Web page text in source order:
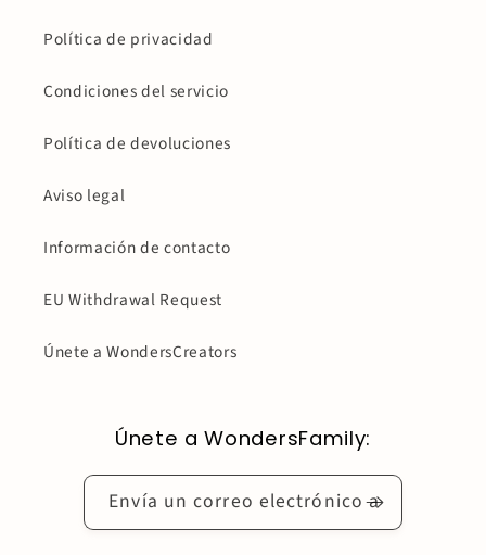
Política de privacidad
Condiciones del servicio
Política de devoluciones
Aviso legal
Información de contacto
EU Withdrawal Request
Únete a WondersCreators
Únete a WondersFamily:
Envía un correo electrónico a